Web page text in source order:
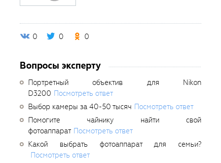
0 0 0
Вопросы эксперту
Портретный объектив для Nikon
D3200 Посмотреть ответ
Выбор камеры за 40-50 тысяч Посмотреть ответ
Помогите чайнику найти свой
фотоаппарат Посмотреть ответ
Какой выбрать фотоаппарат для семьи?
Посмотреть ответ